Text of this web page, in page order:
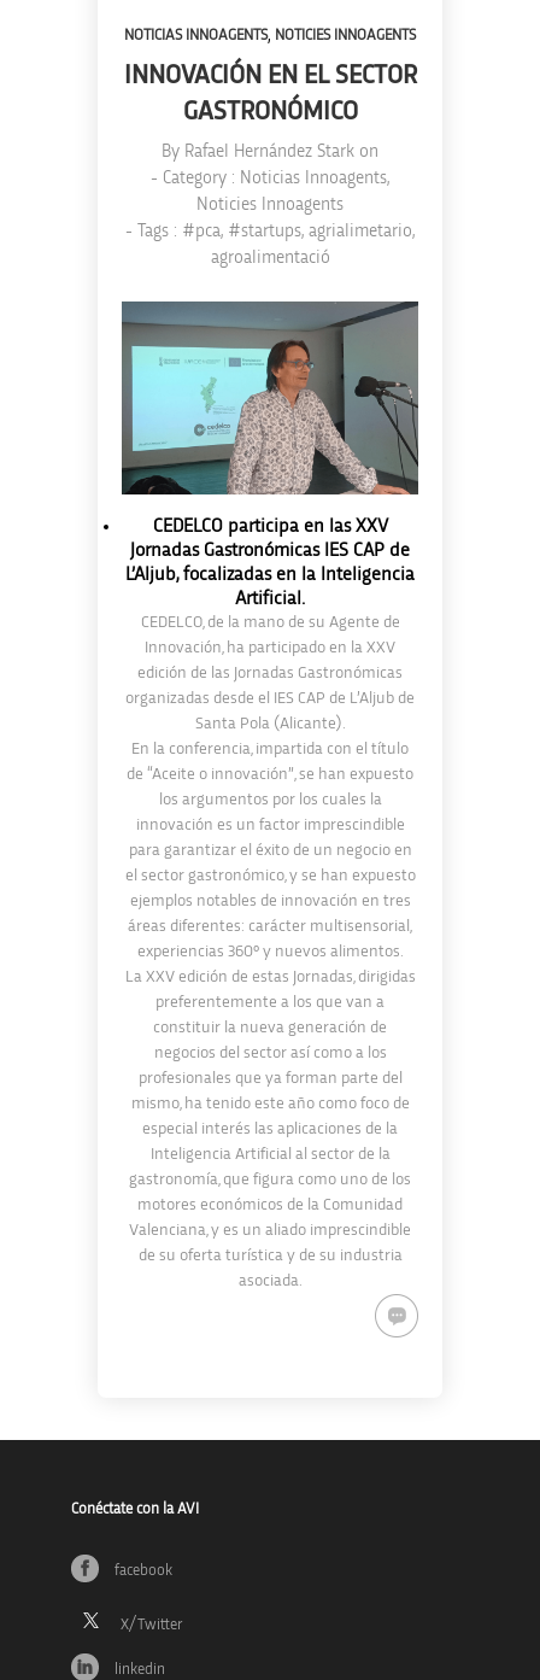
NOTICIAS INNOAGENTS, NOTICIES INNOAGENTS
INNOVACIÓN EN EL SECTOR
GASTRONÓMICO
By Rafael Hernández Stark on
- Category : Noticias Innoagents,
Noticies Innoagents
- Tags : #pca, #startups, agrialimetario,
agroalimentació
CEDELCO participa en las XXV
Jornadas Gastronómicas IES CAP de
L’Aljub, focalizadas en la Inteligencia
Artificial.
CEDELCO, de la mano de su Agente de
Innovación, ha participado en la XXV
edición de las Jornadas Gastronómicas
organizadas desde el IES CAP de L’Aljub de
Santa Pola (Alicante).
En la conferencia, impartida con el título
de “Aceite o innovación”, se han expuesto
los argumentos por los cuales la
innovación es un factor imprescindible
para garantizar el éxito de un negocio en
el sector gastronómico, y se han expuesto
ejemplos notables de innovación en tres
áreas diferentes: carácter multisensorial,
experiencias 360° y nuevos alimentos.
La XXV edición de estas Jornadas, dirigidas
preferentemente a los que van a
constituir la nueva generación de
negocios del sector así como a los
profesionales que ya forman parte del
mismo, ha tenido este año como foco de
especial interés las aplicaciones de la
Inteligencia Artificial al sector de la
gastronomía, que figura como uno de los
motores económicos de la Comunidad
Valenciana, y es un aliado imprescindible
de su oferta turística y de su industria
asociada.
Conéctate con la AVI
facebook
linkedin